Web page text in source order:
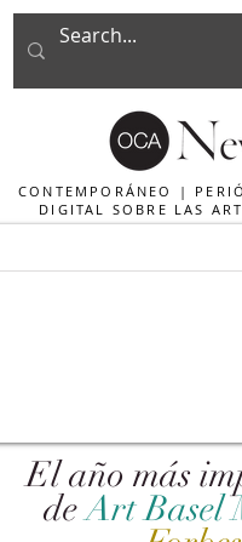
CONTEMPORÁNEO |
DIGITAL SOBRE LAS
El año más
de Art Basel